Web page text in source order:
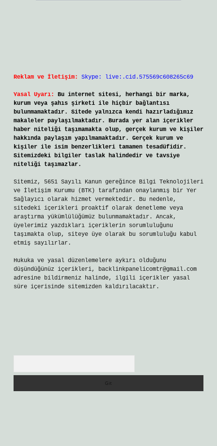
Reklam ve İletişim: Skype: live:.cid.575569c608265c69
Yasal Uyarı:
Bu internet sitesi, herhangi bir marka,
kurum veya şahıs şirketi ile hiçbir bağlantısı
bulunmamaktadır. Sitede yalnızca kendi hazırladığımız
makaleler paylaşılmaktadır. Burada yer alan içerikler
haber niteliği taşımamakta olup, gerçek kurum ve kişiler
hakkında paylaşım yapılmamaktadır. Gerçek kurum ve
kişiler ile isim benzerlikleri tamamen tesadüfidir.
Sitemizdeki bilgiler taslak halindedir ve tavsiye
niteliği taşımazlar.
Sitemiz, 5651 Sayılı Kanun gereğince Bilgi Teknolojileri
ve İletişim Kurumu (BTK) tarafından onaylanmış bir Yer
Sağlayıcı olarak hizmet vermektedir. Bu nedenle,
sitedeki içerikleri proaktif olarak denetleme veya
araştırma yükümlülüğümüz bulunmamaktadır. Ancak,
üyelerimiz yazdıkları içeriklerin sorumluluğunu
taşımakta olup, siteye üye olarak bu sorumluluğu kabul
etmiş sayılırlar.
Hukuka ve yasal düzenlemelere aykırı olduğunu
düşündüğünüz içerikleri, backlinkpanelicomtr@gmail.com
adresine bildirmeniz halinde, ilgili içerikler yasal
süre içerisinde sitemizden kaldırılacaktır.